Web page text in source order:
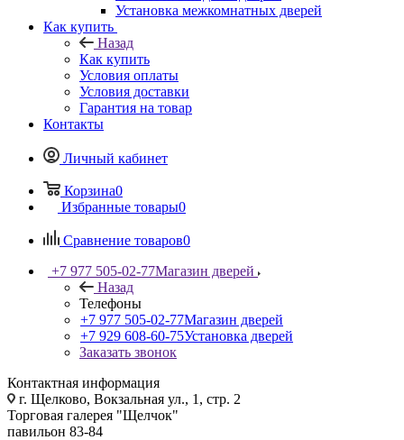
Установка межкомнатных дверей
Как купить
Назад
Как купить
Условия оплаты
Условия доставки
Гарантия на товар
Контакты
Личный кабинет
Корзина0
Избранные товары0
Сравнение товаров0
+7 977 505-02-77Магазин дверей
Назад
Телефоны
+7 977 505-02-77Магазин дверей
+7 929 608-60-75Установка дверей
Заказать звонок
Контактная информация
г. Щелково, Вокзальная ул., 1, стр. 2
Торговая галерея "Щелчок"
павильон 83-84